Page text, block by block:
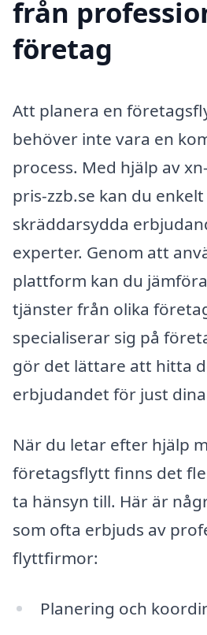
från
företag
Att planera en
behöver inte vara en
process. Med hjälp av
pris-zzb.se kan du
skräddarsydda
experter. Genom att
plattform kan du
tjänster från olika
specialiserar sig på
gör det lättare att hitta
erbjudandet för just
När du letar efter hjälp
företagsflytt finns det
ta hänsyn till. Här är
som ofta erbjuds av
flyttfirmor:
Planering och